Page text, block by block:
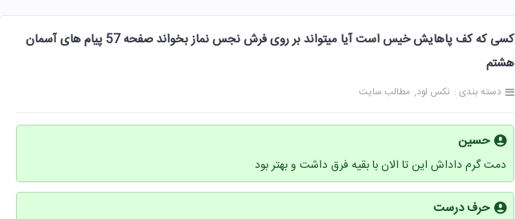
کسی که کف پاهایش خیس است آیا میتواند بر روی فرش نجس نماز بخواند صفحه 57 پیام های آسمان
هشتم
دسته بندی : نکس لود مطالب سایت
حسین
دمت گرم داداش این تا الان با بقیه فرق داشت و بهتر بود
حرف درست